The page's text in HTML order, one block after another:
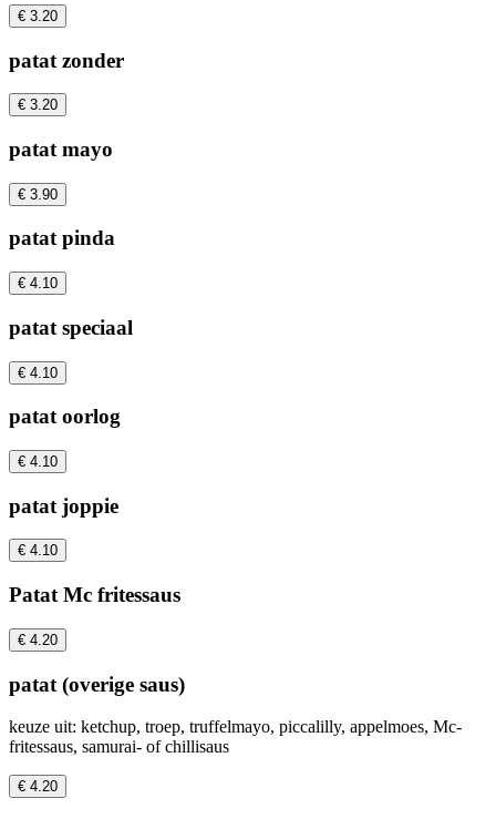
€ 3.20
patat zonder
€ 3.20
patat mayo
€ 3.90
patat pinda
€ 4.10
patat speciaal
€ 4.10
patat oorlog
€ 4.10
patat joppie
€ 4.10
Patat Mc fritessaus
€ 4.20
patat (overige saus)
keuze uit: ketchup, troep, truffelmayo, piccalilly, appelmoes, Mc-
fritessaus, samurai- of chillisaus
€ 4.20